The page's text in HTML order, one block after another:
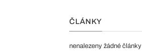
ČLÁNKY
nenalezeny žádné články